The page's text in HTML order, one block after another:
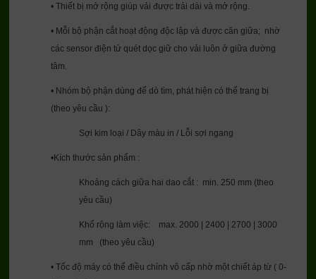
• Thiết bị mở rộng giúp vải được trải dài và mở rộng.
• Mỗi bộ phận cắt hoạt động độc lập và được căn giữa; nhờ
các sensor điện tử quét dọc giữ cho vải luôn ở giữa đường
tâm.
• Nhóm bộ phận dùng để dò tìm, phát hiện có thể trang bị
(theo yêu cầu ):
Sợi kim loại / Dây màu in / Lỗi sợi ngang
•Kích thước sản phẩm :
Khoảng cách giữa hai dao cắt : min. 250 mm (theo
yêu cầu)
Khổ rộng làm việc: max. 2000 | 2400 | 2700 | 3000
mm (theo yêu cầu)
• Tốc độ máy có thể điều chỉnh vô cấp nhờ một chiết áp từ ( 0-